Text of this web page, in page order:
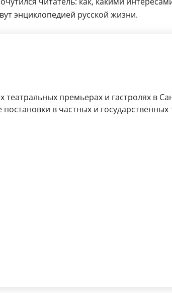
энциклопедией русской жизни.
премьерах и гастролях в
в частных и государственных